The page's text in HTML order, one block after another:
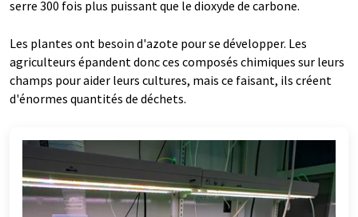
serre 300 fois plus puissant que le dioxyde de carbone.
Les plantes ont besoin d'azote pour se développer. Les
agriculteurs épandent donc ces composés chimiques sur leurs
champs pour aider leurs cultures, mais ce faisant, ils créent
d'énormes quantités de déchets.